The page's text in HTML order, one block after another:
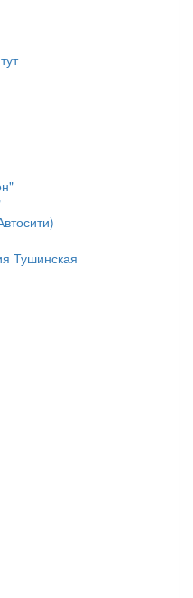
Тушинская